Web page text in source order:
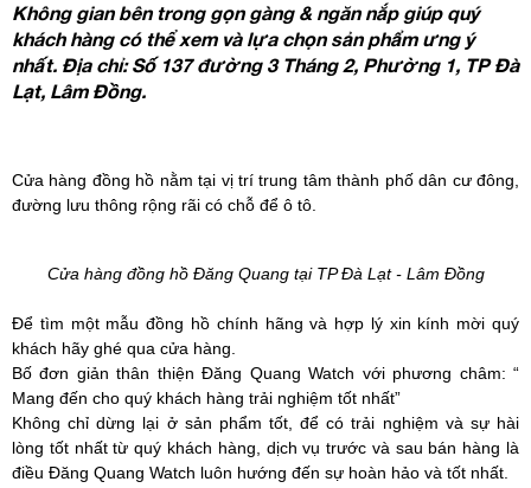
Không gian bên trong gọn gàng & ngăn nắp giúp quý
khách hàng có thể xem và lựa chọn sản phẩm ưng ý
nhất. Địa chỉ: Số 137 đường 3 Tháng 2, Phường 1, TP Đà
Lạt, Lâm Đồng.
Cửa hàng đồng hồ nằm tại vị trí trung tâm thành phố dân cư đông,
đường lưu thông rộng rãi có chỗ để ô tô.
Cửa hàng đồng hồ Đăng Quang tại TP Đà Lạt - Lâm Đồng
Để tìm một mẫu đồng hồ chính hãng và hợp lý xin kính mời quý
khách hãy ghé qua cửa hàng.
Bố đơn giản thân thiện Đăng Quang Watch với phương châm: “
Mang đến cho quý khách hàng trải nghiệm tốt nhất”
Không chỉ dừng lại ở sản phẩm tốt, để có trải nghiệm và sự hài
lòng tốt nhất từ quý khách hàng, dịch vụ trước và sau bán hàng là
điều Đăng Quang Watch luôn hướng đến sự hoàn hảo và tốt nhất.